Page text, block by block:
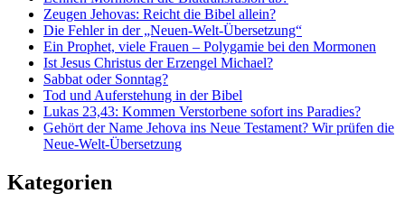
Zeugen Jehovas: Reicht die Bibel allein?
Die Fehler in der „Neuen-Welt-Übersetzung“
Ein Prophet, viele Frauen – Polygamie bei den Mormonen
Ist Jesus Christus der Erzengel Michael?
Sabbat oder Sonntag?
Tod und Auferstehung in der Bibel
Lukas 23,43: Kommen Verstorbene sofort ins Paradies?
Gehört der Name Jehova ins Neue Testament? Wir prüfen die
Neue-Welt-Übersetzung
Kategorien